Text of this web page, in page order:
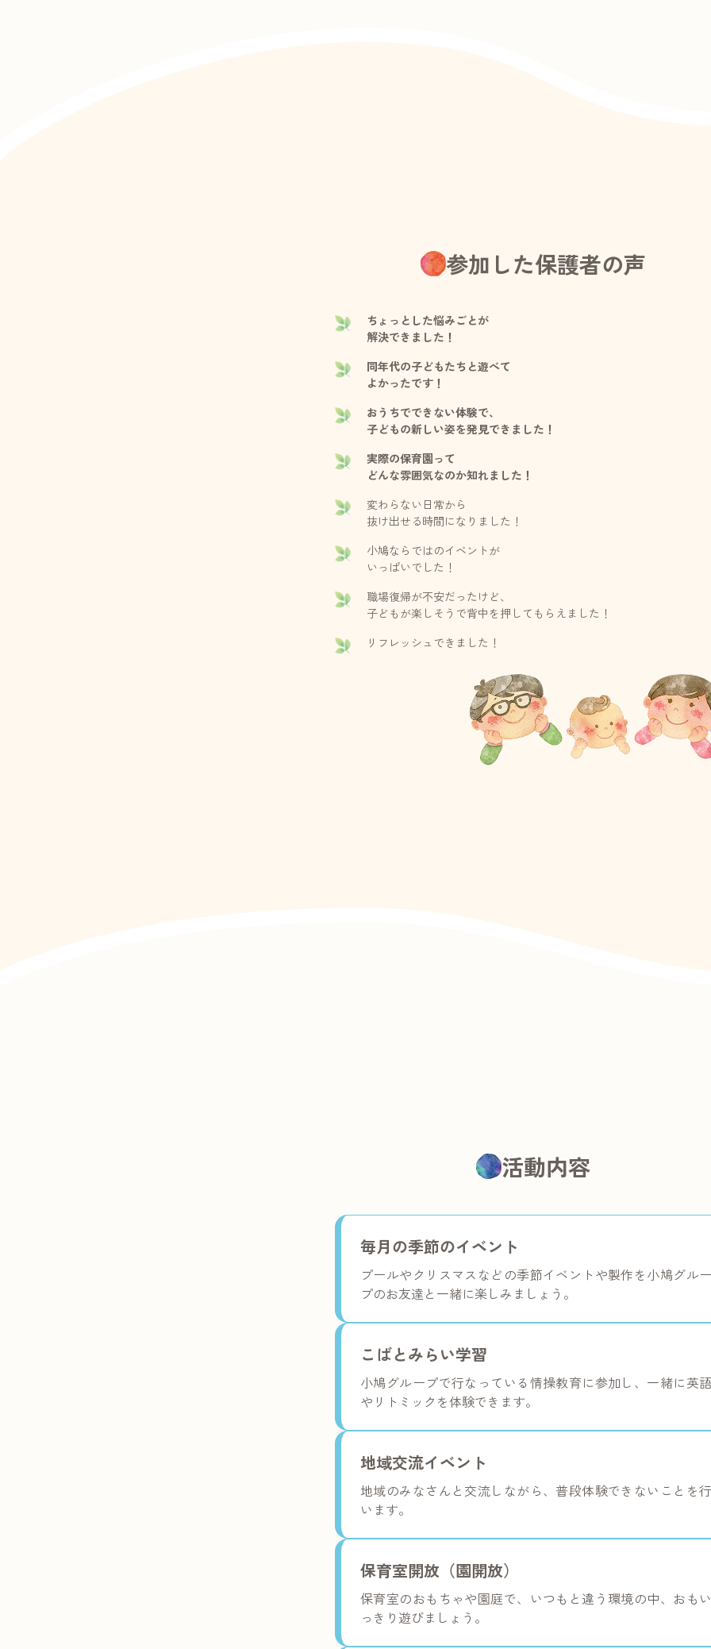
参加した保護者の声
ちょっとした悩みごとが
解決できました！
同年代の子どもたちと遊べて
よかったです！
おうちでできない体験で、
子どもの新しい姿を発見できました！
実際の保育園って
どんな雰囲気なのか知れました！
変わらない日常から
抜け出せる時間になりました！
小鳩ならではのイベントが
いっぱいでした！
職場復帰が不安だったけど、
子どもが楽しそうで背中を押してもらえました！
リフレッシュできました！
活動内容
毎月の季節のイベント
プールやクリスマスなどの季節イベントや製作を小鳩グルー
プのお友達と一緒に楽しみましょう。
こばとみらい学習
小鳩グループで行なっている情操教育に参加し、一緒に英語
やリトミックを体験できます。
地域交流イベント
地域のみなさんと交流しながら、普段体験できないことを行
います。
保育室開放（園開放）
保育室のおもちゃや園庭で、いつもと違う環境の中、おもい
っきり遊びましょう。